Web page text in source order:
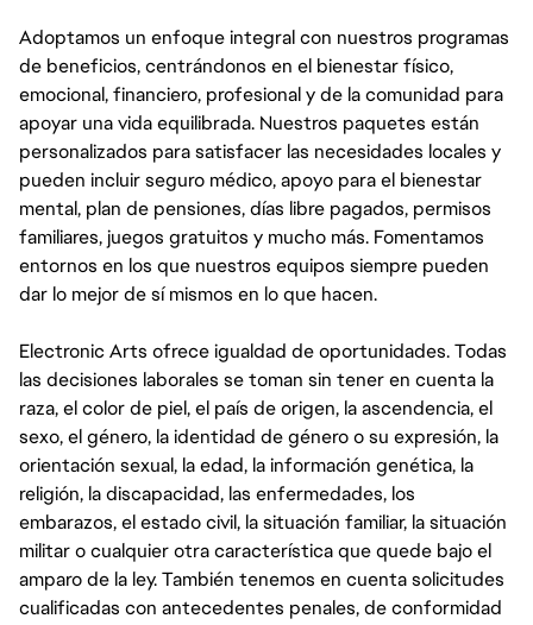
Adoptamos un enfoque integral con nuestros programas
de beneficios, centrándonos en el bienestar físico,
emocional, financiero, profesional y de la comunidad para
apoyar una vida equilibrada. Nuestros paquetes están
personalizados para satisfacer las necesidades locales y
pueden incluir seguro médico, apoyo para el bienestar
mental, plan de pensiones, días libre pagados, permisos
familiares, juegos gratuitos y mucho más. Fomentamos
entornos en los que nuestros equipos siempre pueden
dar lo mejor de sí mismos en lo que hacen.
Electronic Arts ofrece igualdad de oportunidades. Todas
las decisiones laborales se toman sin tener en cuenta la
raza, el color de piel, el país de origen, la ascendencia, el
sexo, el género, la identidad de género o su expresión, la
orientación sexual, la edad, la información genética, la
religión, la discapacidad, las enfermedades, los
embarazos, el estado civil, la situación familiar, la situación
militar o cualquier otra característica que quede bajo el
amparo de la ley. También tenemos en cuenta solicitudes
cualificadas con antecedentes penales, de conformidad